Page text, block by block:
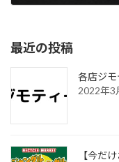
最近の投稿
各店ジモ
2022年3
【今だ